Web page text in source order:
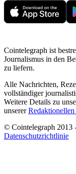
Cointelegraph ist
Journalismus in den
zu liefern.
Alle Nachrichten,
vollständiger
Weitere Details zu
unserer
© Cointelegraph 2013
Datenschutzrichtlinie